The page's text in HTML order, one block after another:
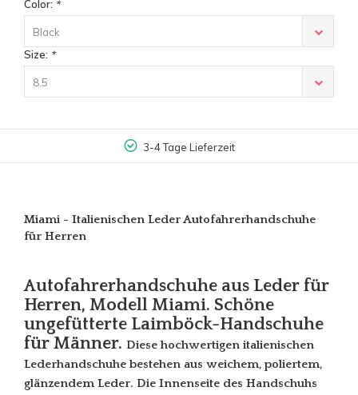
Color: *
Black
Size: *
8.5
3-4 Tage Lieferzeit
Miami - Italienischen Leder Autofahrerhandschuhe
für Herren
Autofahrerhandschuhe aus Leder für
Herren, Modell Miami. Schöne
ungefütterte Laimböck-Handschuhe
für Männer. Diese hochwertigen italienischen
Lederhandschuhe bestehen aus weichem, poliertem,
glänzendem Leder. Die Innenseite des Handschuhs